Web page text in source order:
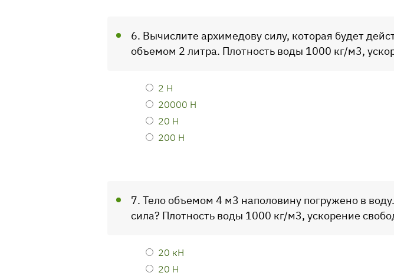
6. Вычислите архимедову силу, которая будет
объемом 2 литра. Плотность воды 1000 кг/м3,
2 Н
20000 Н
20 Н
200 Н
7. Тело объемом 4 м3 наполовину погружено в
сила? Плотность воды 1000 кг/м3, ускорение
20 кН
20 Н